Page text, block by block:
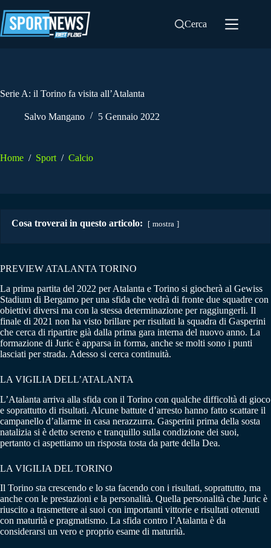
al
contenuto
Cerca
Serie A: il Torino fa visita all’Atalanta
Salvo Mangano 5 Gennaio 2022
Home / Sport / Calcio
Cosa troverai in questo articolo: mostra
PREVIEW ATALANTA TORINO
La prima partita del 2022 per Atalanta e Torino si giocherà al Gewiss
Stadium di Bergamo per una sfida che vedrà di fronte due squadre con
obiettivi diversi ma con la stessa determinazione per raggiungerli. Il
finale di 2021 non ha visto brillare per risultati la squadra di Gasperini
che cerca di ripartire già dalla prima gara interna del nuovo anno. La
formazione di Juric è apparsa in forma, anche se molti sono i punti
lasciati per strada. Adesso si cerca continuità.
LA VIGILIA DELL’ATALANTA
L’Atalanta arriva alla sfida con il Torino con qualche difficoltà di gioco
e soprattutto di risultati. Alcune battute d’arresto hanno fatto scattare il
campanello d’allarme in casa nerazzurra. Gasperini prima della sosta
natalizia si è detto sereno e tranquillo sulla condizione dei suoi,
pertanto ci aspettiamo un risposta tosta da parte della Dea.
LA VIGILIA DEL TORINO
Il Torino sta crescendo e lo sta facendo con i risultati, soprattutto, ma
anche con le prestazioni e la personalità. Quella personalità che Juric è
riuscito a trasmettere ai suoi con importanti vittorie e risultati ottenuti
con maturità e pragmatismo. La sfida contro l’Atalanta è da
considerarsi un vero e proprio esame di maturità.